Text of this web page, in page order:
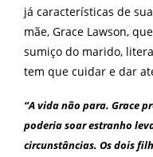
já características de
mãe, Grace Lawson,
sumiço do marido,
tem que cuidar e dar
“A vida não para. Grace
poderia soar estranho
circunstâncias. Os dois